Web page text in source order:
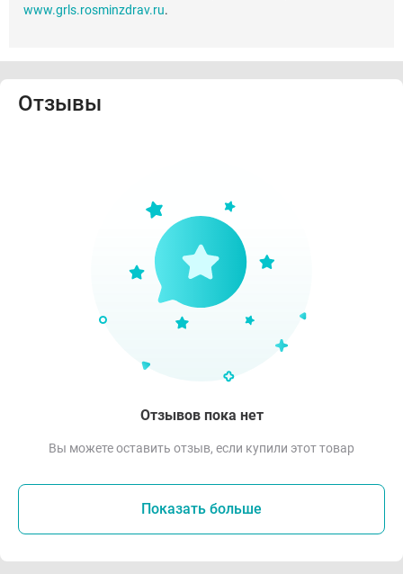
www.grls.rosminzdrav.ru.
Отзывы
Отзывов пока нет
Вы можете оставить отзыв, если купили этот товар
Показать больше